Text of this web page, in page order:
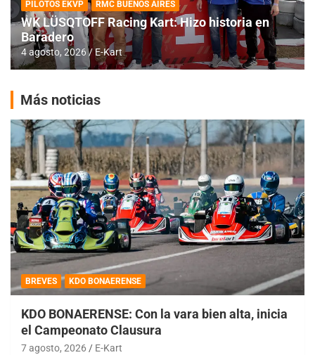
PILOTOS EKVP RMC BUENOS AIRES
WK LÜSQTOFF Racing Kart: Hizo historia en
Baradero
4 agosto, 2026 E-Kart
Más noticias
BREVES KDO BONAERENSE
KDO BONAERENSE: Con la vara bien alta, inicia
el Campeonato Clausura
7 agosto, 2026 E-Kart